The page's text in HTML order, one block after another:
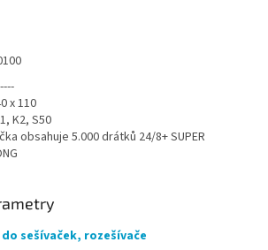
x 110
K2, S50
obsahuje 5.000 drátků 24/8+ SUPER
sešívaček, rozešívače